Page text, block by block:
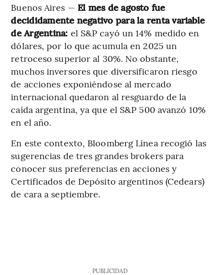
Buenos Aires — El mes de agosto fue
decididamente negativo para la renta variable
de Argentina: el S&P cayó un 14% medido en
dólares, por lo que acumula en 2025 un
retroceso superior al 30%. No obstante,
muchos inversores que diversificaron riesgo
de acciones exponiéndose al mercado
internacional quedaron al resguardo de la
caída argentina, ya que el S&P 500 avanzó 10%
en el año.
En este contexto, Bloomberg Línea recogió las
sugerencias de tres grandes brokers para
conocer sus preferencias en acciones y
Certificados de Depósito argentinos (Cedears)
de cara a septiembre.
PUBLICIDAD